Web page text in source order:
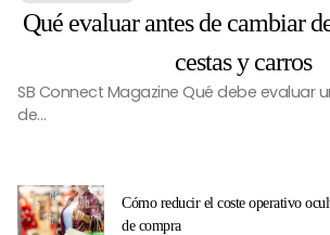
Qué evaluar antes de cambiar
cestas y carros
SB Connect Magazine Qué debe evaluar
de…
Cómo reducir el coste operativo
de compra